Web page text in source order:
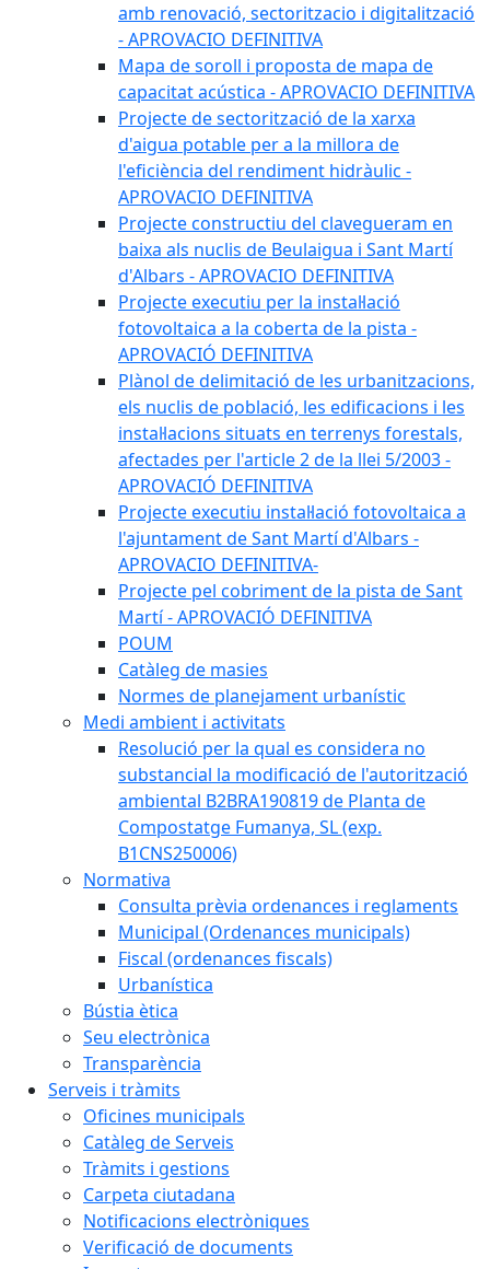
amb renovació, sectoritzacio i digitalització
- APROVACIO DEFINITIVA
Mapa de soroll i proposta de mapa de
capacitat acústica - APROVACIO DEFINITIVA
Projecte de sectorització de la xarxa
d'aigua potable per a la millora de
l'eficiència del rendiment hidràulic -
APROVACIO DEFINITIVA
Projecte constructiu del clavegueram en
baixa als nuclis de Beulaigua i Sant Martí
d'Albars - APROVACIO DEFINITIVA
Projecte executiu per la instal·lació
fotovoltaica a la coberta de la pista -
APROVACIÓ DEFINITIVA
Plànol de delimitació de les urbanitzacions,
els nuclis de població, les edificacions i les
instal·lacions situats en terrenys forestals,
afectades per l'article 2 de la llei 5/2003 -
APROVACIÓ DEFINITIVA
Projecte executiu instal·lació fotovoltaica a
l'ajuntament de Sant Martí d'Albars -
APROVACIO DEFINITIVA-
Projecte pel cobriment de la pista de Sant
Martí - APROVACIÓ DEFINITIVA
POUM
Catàleg de masies
Normes de planejament urbanístic
Medi ambient i activitats
Resolució per la qual es considera no
substancial la modificació de l'autorització
ambiental B2BRA190819 de Planta de
Compostatge Fumanya, SL (exp.
B1CNS250006)
Normativa
Consulta prèvia ordenances i reglaments
Municipal (Ordenances municipals)
Fiscal (ordenances fiscals)
Urbanística
Bústia ètica
Seu electrònica
Transparència
Serveis i tràmits
Oficines municipals
Catàleg de Serveis
Tràmits i gestions
Carpeta ciutadana
Notificacions electròniques
Verificació de documents